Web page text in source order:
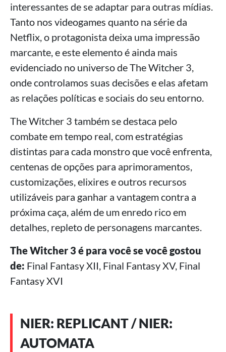
interessantes de se adaptar para outras mídias.
Tanto nos videogames quanto na série da
Netflix, o protagonista deixa uma impressão
marcante, e este elemento é ainda mais
evidenciado no universo de The Witcher 3,
onde controlamos suas decisões e elas afetam
as relações políticas e sociais do seu entorno.
The Witcher 3 também se destaca pelo
combate em tempo real, com estratégias
distintas para cada monstro que você enfrenta,
centenas de opções para aprimoramentos,
customizações, elixires e outros recursos
utilizáveis para ganhar a vantagem contra a
próxima caça, além de um enredo rico em
detalhes, repleto de personagens marcantes.
The Witcher 3 é para você se você gostou
de: Final Fantasy XII, Final Fantasy XV, Final
Fantasy XVI
NIER: REPLICANT / NIER:
AUTOMATA